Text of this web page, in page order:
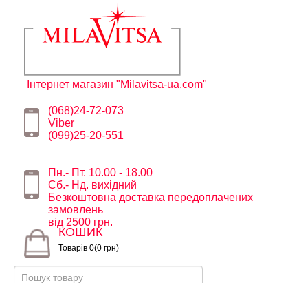
Інтернет магазин "Milavitsa-ua.com"
(068)24-72-073
Viber
(099)25-20-551
Пн.- Пт. 10.00 - 18.00
Сб.- Нд. вихідний
Безкоштовна доставка передоплачених
замовлень
від 2500 грн.
КОШИК
Товарів 0(0 грн)